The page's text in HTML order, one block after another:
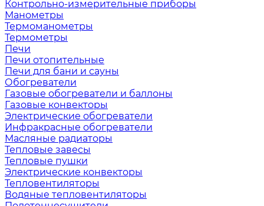
Контрольно-измерительные приборы
Манометры
Термоманометры
Термометры
Печи
Печи отопительные
Печи для бани и сауны
Обогреватели
Газовые обогреватели и баллоны
Газовые конвекторы
Электрические обогреватели
Инфракрасные обогреватели
Масляные радиаторы
Тепловые завесы
Тепловые пушки
Электрические конвекторы
Тепловентиляторы
Водяные тепловентиляторы